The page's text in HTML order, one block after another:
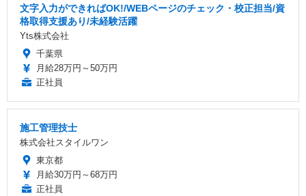
文字入力ができればOK!/WEBページのチェック・校正担当/資
格取得支援あり/未経験活躍
Yts株式会社
千葉県
月給28万円～50万円
正社員
施工管理技士
株式会社スタイルワン
東京都
月給30万円～68万円
正社員